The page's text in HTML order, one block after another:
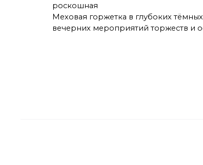
роскошная
Меховая горжетка в глубоких
вечерних мероприятий торжеств и